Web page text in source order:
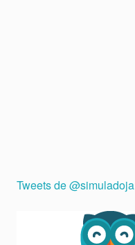
Tweets de @simuladoja